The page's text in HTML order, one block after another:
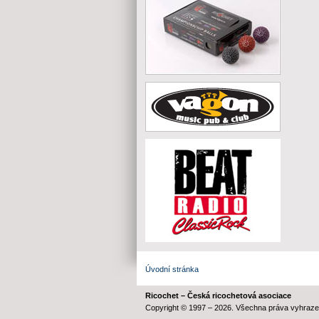
Úvodní stránka
Ricochet – Česká ricochetová asociace
Copyright © 1997 – 2026. Všechna práva